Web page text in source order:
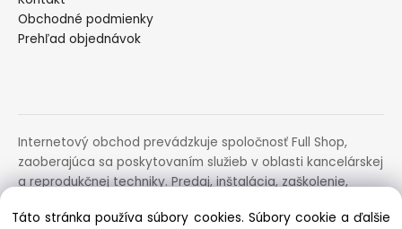
Obchodné podmienky
Prehľad objednávok
Internetový obchod prevádzkuje spoločnosť Full Shop,
zaoberajúca sa poskytovaním služieb v oblasti kancelárskej
a reprodukčnej techniky. Predaj, inštalácia, zaškolenie,
zariadení.
Táto stránka používa súbory cookies. Súbory cookie a ďalšie